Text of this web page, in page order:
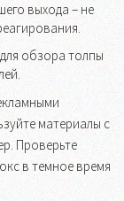
выхода – не
обзора толпы
материалы с
Проверьте
в темное время